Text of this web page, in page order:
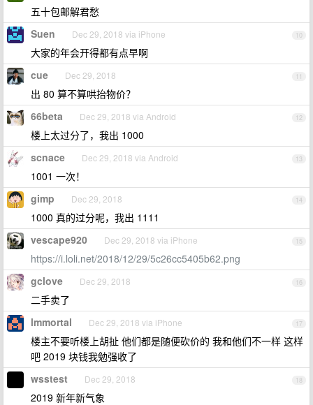
五十包邮解君愁
10
Suen Dec 29, 2018 via iPhone
大家的年会开得都有点早啊
11
cue Dec 29, 2018
出 80 算不算哄抬物价？
12
66beta Dec 29, 2018 via Android
楼上太过分了，我出 1000
13
scnace Dec 29, 2018 via Android
1001 一次！
14
gimp Dec 29, 2018
1000 真的过分呢，我出 1111
15
vescape920 Dec 29, 2018 via iPhone
https://i.loli.net/2018/12/29/5c26cc5405b62.png
16
gclove Dec 29, 2018
二手卖了
17
lmmortal Dec 29, 2018 via iPhone
楼主不要听楼上胡扯 他们都是随便砍价的 我和他们不一样 这样
吧 2019 块钱我勉强收了
18
wsstest Dec 29, 2018
2019 新年新气象